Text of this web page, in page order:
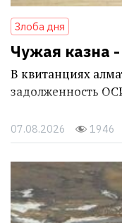
Злоба дня
Чужая казна
В квитанциях
задолженность
07.08.2026 1946